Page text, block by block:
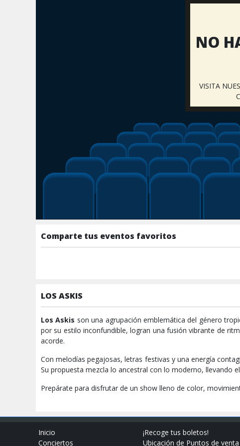
NO
VISITA
Comparte tus eventos favoritos
LOS ASKIS
Los Askis son una agrupación emblemática del género
por su estilo inconfundible, logran una fusión vibrante de
acorde.
Con melodías pegajosas, letras festivas y una energía
Su propuesta mezcla lo ancestral con lo moderno, llevando
Prepárate para disfrutar de un show lleno de color,
Inicio
Conciertos
¡Recoge tus boletos!
Ubicación de Puntos de venta